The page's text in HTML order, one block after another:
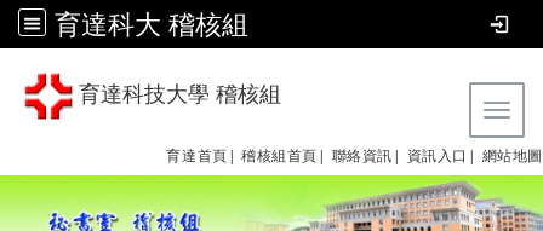
育達科大 稽核組
育達科技大學 稽核組
育達首頁| 稽核組首頁| 聯絡資訊| 資訊入口| 網站地圖